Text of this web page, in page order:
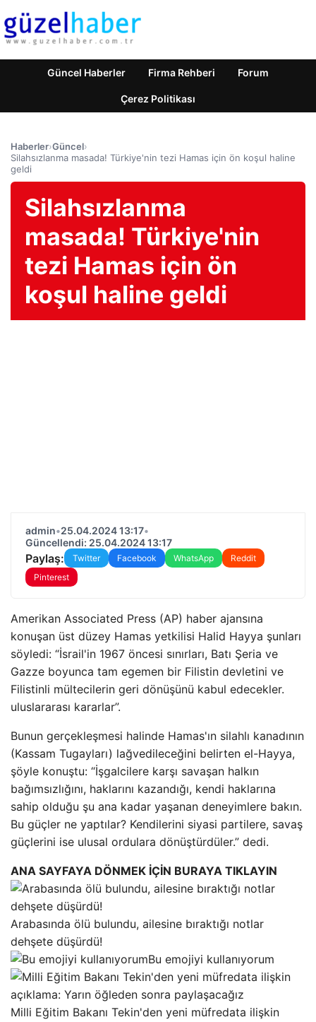
Güncel Haberler Firma Rehberi Forum
Çerez Politikası
Haberler›Güncel›
Silahsızlanma masada! Türkiye'nin tezi Hamas için ön koşul haline
geldi
Silahsızlanma
masada! Türkiye'nin
tezi Hamas için ön
koşul haline geldi
admin•25.04.2024 13:17•
Güncellendi: 25.04.2024 13:17
Paylaş: Twitter Facebook WhatsApp
Reddit
Pinterest
Amerikan Associated Press (AP) haber ajansına
konuşan üst düzey Hamas yetkilisi Halid Hayya şunları
söyledi: “İsrail'in 1967 öncesi sınırları, Batı Şeria ve
Gazze boyunca tam egemen bir Filistin devletini ve
Filistinli mültecilerin geri dönüşünü kabul edecekler.
uluslararası kararlar”.
Bunun gerçekleşmesi halinde Hamas'ın silahlı kanadının
(Kassam Tugayları) lağvedileceğini belirten el-Hayya,
şöyle konuştu: “İşgalcilere karşı savaşan halkın
bağımsızlığını, haklarını kazandığı, kendi haklarına
sahip olduğu şu ana kadar yaşanan deneyimlere bakın.
Bu güçler ne yaptılar? Kendilerini siyasi partilere, savaş
güçlerini ise ulusal ordulara dönüştürdüler.” dedi.
ANA SAYFAYA DÖNMEK İÇİN BURAYA TIKLAYIN
Arabasında ölü bulundu, ailesine bıraktığı notlar
dehşete düşürdü!
Bu emojiyi kullanıyorum
Milli Eğitim Bakanı Tekin'den yeni müfredata ilişkin